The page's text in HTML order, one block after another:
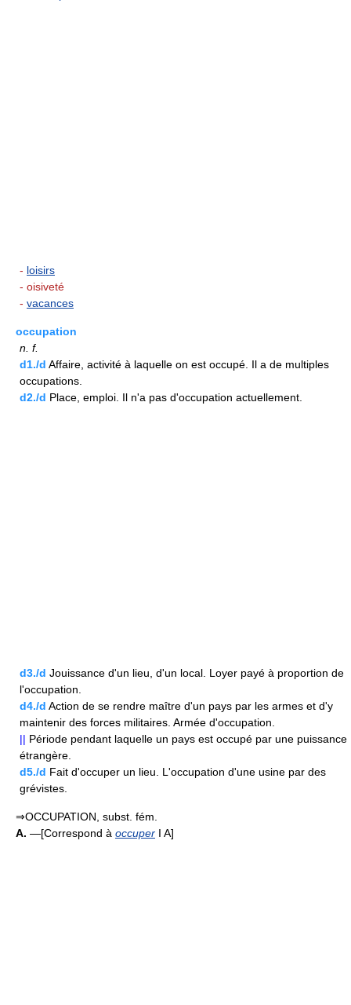
- loisirs
- oisiveté
- vacances
occupation
n. f.
d1./d Affaire, activité à laquelle on est occupé. Il a de multiples
occupations.
d2./d Place, emploi. Il n'a pas d'occupation actuellement.
d3./d Jouissance d'un lieu, d'un local. Loyer payé à proportion de
l'occupation.
d4./d Action de se rendre maître d'un pays par les armes et d'y
maintenir des forces militaires. Armée d'occupation.
|| Période pendant laquelle un pays est occupé par une puissance
étrangère.
d5./d Fait d'occuper un lieu. L'occupation d'une usine par des
grévistes.
⇒OCCUPATION, subst. fém.
A. —[Correspond à occuper I A]